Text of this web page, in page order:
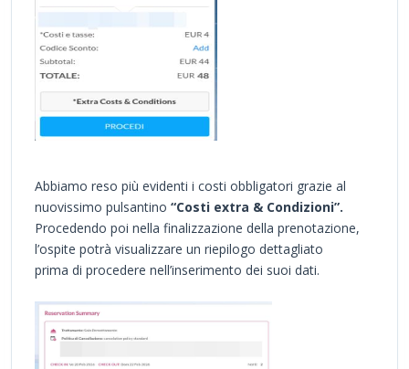
Abbiamo reso più evidenti i costi obbligatori grazie al
nuovissimo pulsantino “Costi extra & Condizioni”.
Procedendo poi nella finalizzazione della prenotazione,
l’ospite potrà visualizzare un riepilogo dettagliato
prima di procedere nell’inserimento dei suoi dati.